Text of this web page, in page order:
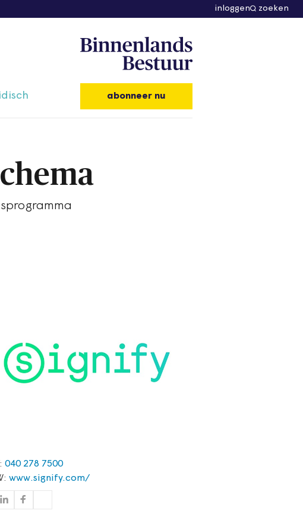
inloggen zoeken
abonneer nu
T: 040 278 7500
www.signify.com/